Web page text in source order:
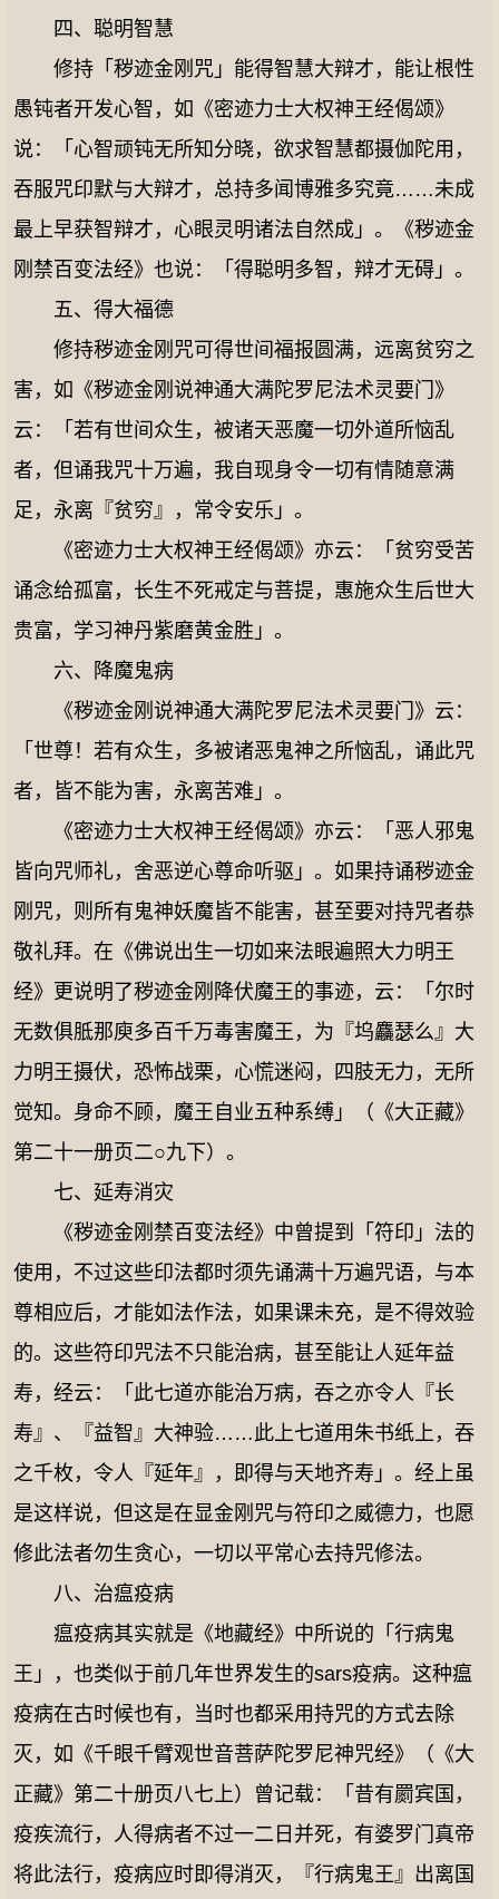
四、聪明智慧
修持「秽迹金刚咒」能得智慧大辩才，能让根性
愚钝者开发心智，如《密迹力士大权神王经偈颂》
说：「心智顽钝无所知分晓，欲求智慧都摄伽陀用，
吞服咒印默与大辩才，总持多闻博雅多究竟……未成
最上早获智辩才，心眼灵明诸法自然成」。《秽迹金
刚禁百变法经》也说：「得聪明多智，辩才无碍」。
五、得大福德
修持秽迹金刚咒可得世间福报圆满，远离贫穷之
害，如《秽迹金刚说神通大满陀罗尼法术灵要门》
云：「若有世间众生，被诸天恶魔一切外道所恼乱
者，但诵我咒十万遍，我自现身令一切有情随意满
足，永离『贫穷』，常令安乐」。
《密迹力士大权神王经偈颂》亦云：「贫穷受苦
诵念给孤富，长生不死戒定与菩提，惠施众生后世大
贵富，学习神丹紫磨黄金胜」。
六、降魔鬼病
《秽迹金刚说神通大满陀罗尼法术灵要门》云：
「世尊！若有众生，多被诸恶鬼神之所恼乱，诵此咒
者，皆不能为害，永离苦难」。
《密迹力士大权神王经偈颂》亦云：「恶人邪鬼
皆向咒师礼，舍恶逆心尊命听驱」。如果持诵秽迹金
刚咒，则所有鬼神妖魔皆不能害，甚至要对持咒者恭
敬礼拜。在《佛说出生一切如来法眼遍照大力明王
经》更说明了秽迹金刚降伏魔王的事迹，云：「尔时
无数俱胝那庾多百千万毒害魔王，为『坞麤瑟么』大
力明王摄伏，恐怖战栗，心慌迷闷，四肢无力，无所
觉知。身命不顾，魔王自业五种系缚」（《大正藏》
第二十一册页二○九下）。
七、延寿消灾
《秽迹金刚禁百变法经》中曾提到「符印」法的
使用，不过这些印法都时须先诵满十万遍咒语，与本
尊相应后，才能如法作法，如果课未充，是不得效验
的。这些符印咒法不只能治病，甚至能让人延年益
寿，经云：「此七道亦能治万病，吞之亦令人『长
寿』、『益智』大神验……此上七道用朱书纸上，吞
之千枚，令人『延年』，即得与天地齐寿」。经上虽
是这样说，但这是在显金刚咒与符印之威德力，也愿
修此法者勿生贪心，一切以平常心去持咒修法。
八、治瘟疫病
瘟疫病其实就是《地藏经》中所说的「行病鬼
王」，也类似于前几年世界发生的sars疫病。这种瘟
疫病在古时候也有，当时也都采用持咒的方式去除
灭，如《千眼千臂观世音菩萨陀罗尼神咒经》（《大
正藏》第二十册页八七上）曾记载：「昔有罽宾国，
疫疾流行，人得病者不过一二日并死，有婆罗门真帝
将此法行，疫病应时即得消灭，『行病鬼王』出离国